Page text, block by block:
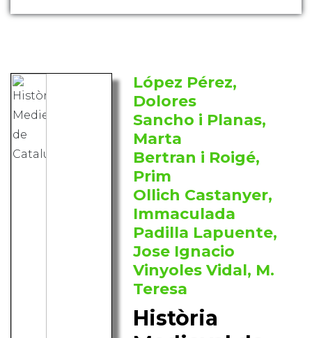
López Pérez,
Dolores
Sancho i Planas,
Marta
Bertran i Roigé,
Prim
Ollich Castanyer,
Immaculada
Padilla Lapuente,
Jose Ignacio
Vinyoles Vidal, M.
Teresa
Història